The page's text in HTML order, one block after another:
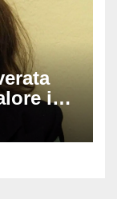
in
l’ex